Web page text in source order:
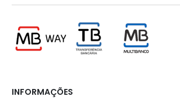
INFORMAÇÕES